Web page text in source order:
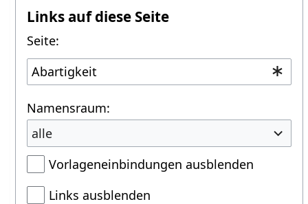
Links auf diese Seite
Seite:
Namensraum:
alle
Vorlageneinbindungen ausblenden
Links ausblenden